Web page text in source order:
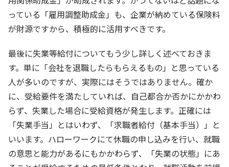
っている「雇用調整助成金」も、企業が納めている保険料
が財源ですから、積極的に活用すべきです。
最後に失業等給付についてもう少し詳しく述べておきま
す。単に「会社を退職したらもらえるもの」と思っている
人が多いのですが、実際にはそうではありません。確か
に、受給要件を満たしていれば、自己都合か否かにかかわ
らず、失業した場合に受給資格が発生します。正確には
「失業手当」とはいわず、「求職者給付（基本手当）」と
いいます。ハローワークにて休職の申し込みを行い、就職
の意思と能力があるにもかかわらず、「失業の状態」にあ